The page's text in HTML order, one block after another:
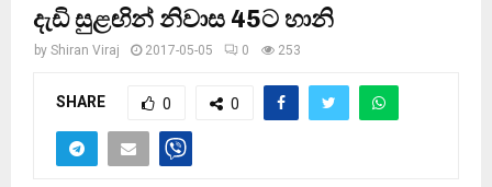
දැඩි සුළඟින් නිවාස 45ට හානි
by Shiran Viraj 2017-05-05 0 253
SHARE 0 0